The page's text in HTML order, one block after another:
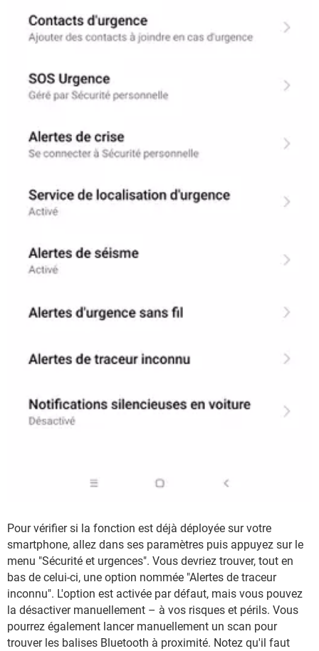
Pour vérifier si la fonction est déjà déployée sur votre
smartphone, allez dans ses paramètres puis appuyez sur le
menu "Sécurité et urgences". Vous devriez trouver, tout en
bas de celui-ci, une option nommée "Alertes de traceur
inconnu". L'option est activée par défaut, mais vous pouvez
la désactiver manuellement – à vos risques et périls. Vous
pourrez également lancer manuellement un scan pour
trouver les balises Bluetooth à proximité. Notez qu'il faut